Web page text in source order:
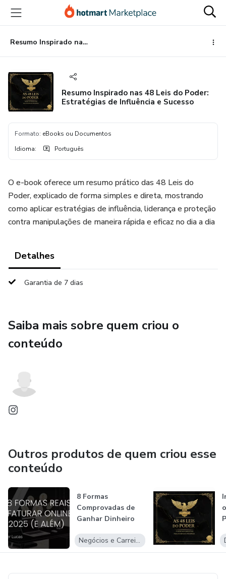
para
conteúdo
principal
para
pagamento
para
rodapé
Resumo Inspirado nas 48 Leis do Poder: Estratégias de Influência e Sucesso
Resumo Inspirado nas 48 Leis do Poder:
Estratégias de Influência e Sucesso
Formato: eBooks ou Documentos
Idioma: Português
O e-book oferece um resumo prático das 48 Leis do
Poder, explicado de forma simples e direta, mostrando
como aplicar estratégias de influência, liderança e proteção
contra manipulações de maneira rápida e eficaz no dia a dia
Detalhes
Garantia de 7 dias
Saiba mais sobre quem criou o
conteúdo
Outros produtos de quem criou esse
conteúdo
8 Formas
Comprovadas de
Ganhar Dinheiro
Negócios e Carreira